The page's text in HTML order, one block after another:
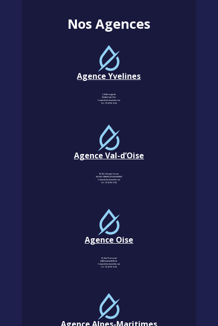
Nos Agences
Agence Yvelines
3, Allée magritte
78400 CHATOU
Contact@km-humidite.com
Tel :01 30 76 13 26
Agence Val-d’Oise
18, Rue Georges Leroux
95240 CORMEILLES-EN-PARISIS
Contact@km-humidite.com
Tel :01 30 76 13 26
Agence Oise
22, Rue Principale
60850 LALANDELLE
Contact@km-humidite.com
Tel :01 30 76 13 26